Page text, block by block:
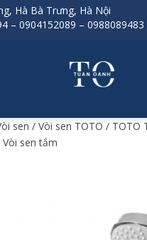
Hà Bà Trưng, Hà Nội
– 0904152089 – 0988089483
sen / Vòi sen TOTO / TOTO
Vòi sen tắm